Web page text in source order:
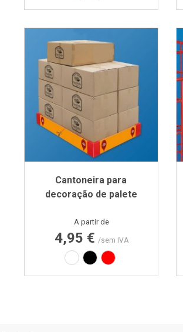
Cantoneira para
decoração de palete
Preço
A partir de
4,95 € /sem IVA
BrancoPreto Vermelho